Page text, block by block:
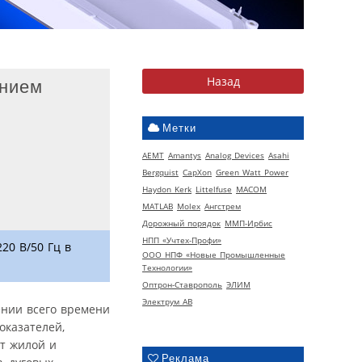
Метки
AEMT Amantys Analog Devices Asahi
Bergquist CapXon Green Watt Power
Haydon Kerk Littelfuse MACOM
MATLAB Molex Ангстрем
Дорожный порядок ММП-Ирбис
НПП «Учтех-Профи»
ООО НПФ «Новые Промышленные
Технологии»
Оптрон-Ставрополь ЭЛИМ
Электрум АВ
Реклама
В/50 Гц в
всего времени
жилой и